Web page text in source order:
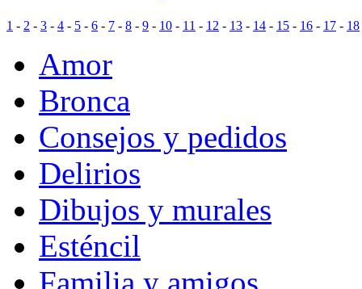
1 - 2 - 3 - 4 - 5 - 6 - 7 - 8 - 9 - 10 - 11 - 12 - 13 - 14 - 15 - 16 - 17 - 18
Amor
Bronca
Consejos y pedidos
Delirios
Dibujos y murales
Esténcil